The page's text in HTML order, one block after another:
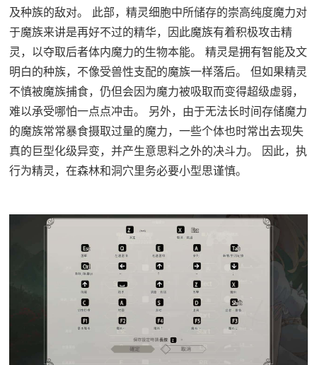
及种族的敌对。 此部，精灵细胞中所储存的崇高纯度魔力对
于魔族来讲是再好不过的精华，因此魔族有着积极攻击精
灵，以夺取后者体内魔力的生物本能。 精灵是拥有智能及文
明白的种族，不像受兽性支配的魔族一样落后。 但如果精灵
不慎被魔族捕食，仍但会因为魔力被吸取而变得超级虚弱，
难以承受哪怕一点点冲击。 另外，由于无法长时间存储魔力
的魔族常常暴食摄取过量的魔力，一些个体也时常出去现失
真的巨型化级异变，并产生意思料之外的决斗力。 因此，执
行为精灵，在森林和洞穴里务必要小型思谨慎。